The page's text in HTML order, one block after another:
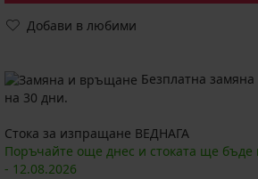
Добави в любими
Безплатна
на 30 дни.
Стока за изпращане ВЕДНАГА
Поръчайте още днес и стоката ще бъде
- 12.08.2026